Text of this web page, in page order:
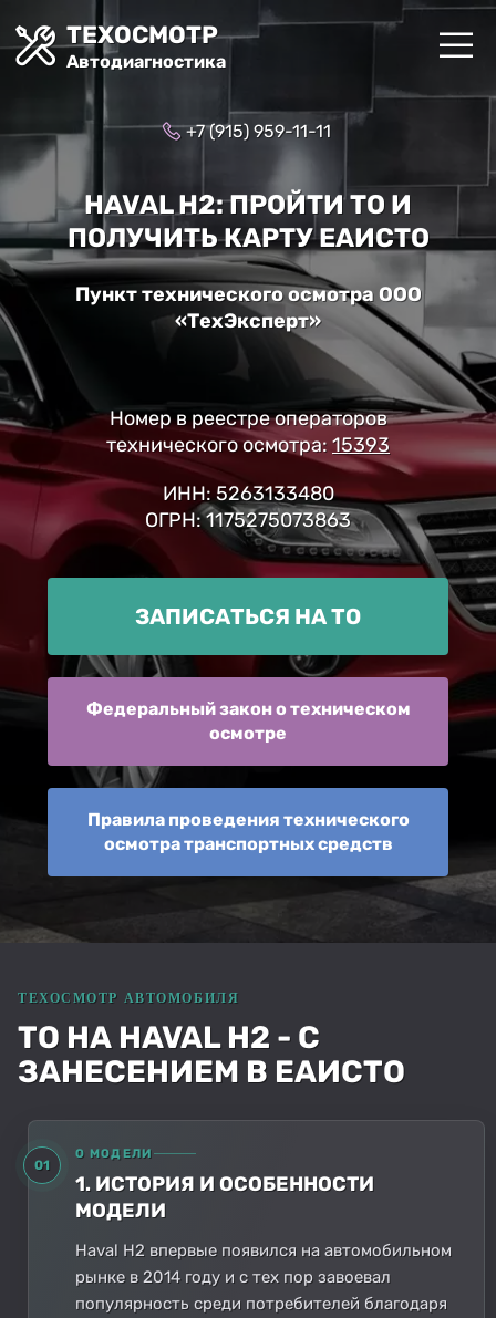
ТЕХОСМОТР
Автодиагностика
+7 (915) 959-11-11
HAVAL H2: ПРОЙТИ ТО И
ПОЛУЧИТЬ КАРТУ ЕАИСТО
Пункт технического осмотра ООО
«ТехЭксперт»
Номер в реестре операторов
технического осмотра: 15393
ИНН: 5263133480
ОГРН: 1175275073863
ЗАПИСАТЬСЯ НА ТО
Федеральный закон о техническом
осмотре
Правила проведения технического
осмотра транспортных средств
ТО НА HAVAL H2 - С
ЗАНЕСЕНИЕМ В ЕАИСТО
01
О МОДЕЛИ
1. ИСТОРИЯ И ОСОБЕННОСТИ
МОДЕЛИ
Haval H2 впервые появился на автомобильном
рынке в 2014 году и с тех пор завоевал
популярность среди потребителей благодаря